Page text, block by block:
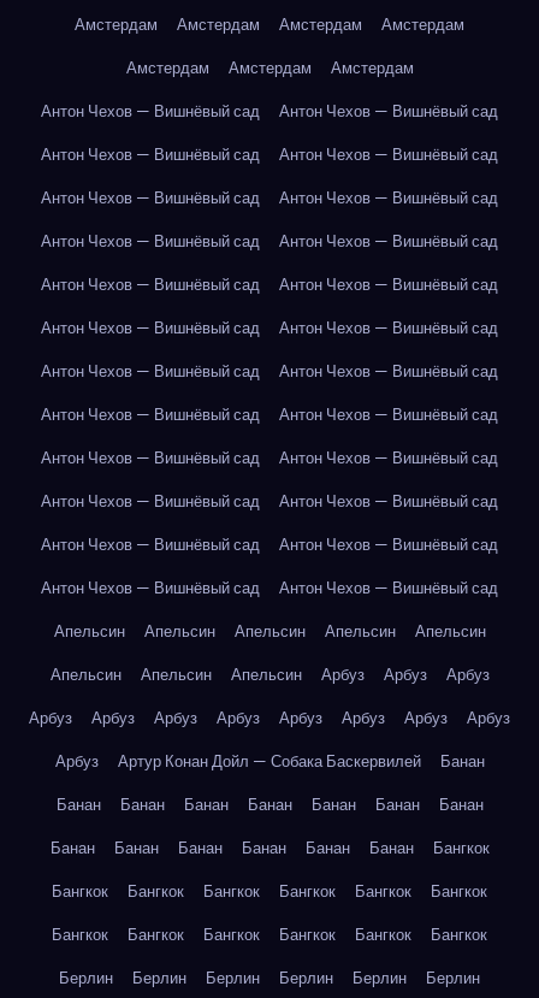
Амстердам
Амстердам Амстердам
Амстердам
Амстердам
Амстердам
Амстердам
Антон Чехов — Вишнёвый сад
Антон Чехов — Вишнёвый сад
Антон Чехов — Вишнёвый сад
Антон Чехов — Вишнёвый сад
Антон Чехов — Вишнёвый сад
Антон Чехов — Вишнёвый сад
Антон Чехов — Вишнёвый сад
Антон Чехов — Вишнёвый сад
Антон Чехов — Вишнёвый сад
Антон Чехов — Вишнёвый сад
Антон Чехов — Вишнёвый сад
Антон Чехов — Вишнёвый сад
Антон Чехов — Вишнёвый сад
Антон Чехов — Вишнёвый сад
Антон Чехов — Вишнёвый сад
Антон Чехов — Вишнёвый сад
Антон Чехов — Вишнёвый сад
Антон Чехов — Вишнёвый сад
Антон Чехов — Вишнёвый сад
Антон Чехов — Вишнёвый сад
Антон Чехов — Вишнёвый сад
Антон Чехов — Вишнёвый сад
Антон Чехов — Вишнёвый сад
Антон Чехов — Вишнёвый сад
Апельсин
Апельсин Апельсин Апельсин
Апельсин
Апельсин
Апельсин Апельсин Арбуз Арбуз
Арбуз
Арбуз
Арбуз Арбуз Арбуз Арбуз Арбуз Арбуз
Арбуз
Арбуз
Артур Конан Дойл — Собака Баскервилей
Банан
Банан
Банан Банан Банан Банан Банан
Банан
Банан
Банан Банан Банан Банан Банан
Бангкок
Бангкок
Бангкок Бангкок Бангкок Бангкок
Бангкок
Бангкок
Бангкок Бангкок Бангкок Бангкок
Бангкок
Берлин
Берлин Берлин Берлин Берлин Берлин